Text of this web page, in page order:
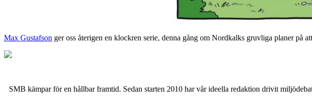
Max Gustafson ger oss återigen en klockren serie, denna gång om Nordkalks gruvliga planer på att
SMB kämpar för en hållbar framtid. Sedan starten 2010 har vår ideella redaktion drivit